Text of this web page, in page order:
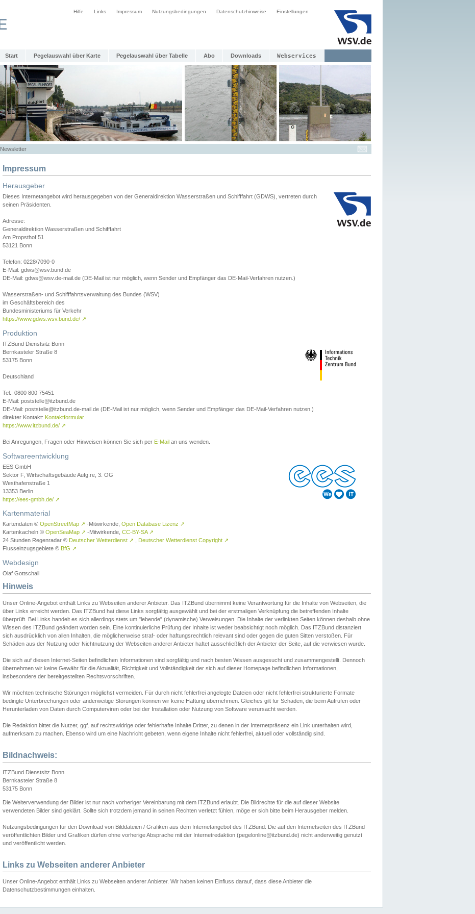
Hilfe Links Impressum Nutzungsbedingungen Datenschutzhinweise Einstellungen
Start Pegelauswahl über Karte Pegelauswahl über Tabelle Abo Downloads Webservices
Newsletter
Impressum
Herausgeber
Dieses Internetangebot wird herausgegeben von der Generaldirektion Wasserstraßen und Schifffahrt (GDWS), vertreten durch
seinen Präsidenten.
Adresse:
Generaldirektion Wasserstraßen und Schifffahrt
Am Propsthof 51
53121 Bonn
Telefon: 0228/7090-0
E-Mail: gdws@wsv.bund.de
DE-Mail: gdws@wsv.de-mail.de (DE-Mail ist nur möglich, wenn Sender und Empfänger das DE-Mail-Verfahren nutzen.)
Wasserstraßen- und Schifffahrtsverwaltung des Bundes (WSV)
im Geschäftsbereich des
Bundesministeriums für Verkehr
https://www.gdws.wsv.bund.de/ ↗
Produktion
ITZBund Dienstsitz Bonn
Bernkasteler Straße 8
53175 Bonn
Deutschland
Tel.: 0800 800 75451
E-Mail: poststelle@itzbund.de
DE-Mail: poststelle@itzbund.de-mail.de (DE-Mail ist nur möglich, wenn Sender und Empfänger das DE-Mail-Verfahren nutzen.)
direkter Kontakt: Kontaktformular
https://www.itzbund.de/ ↗
Bei Anregungen, Fragen oder Hinweisen können Sie sich per E-Mail an uns wenden.
Softwareentwicklung
EES GmbH
Sektor F, Wirtschaftsgebäude Aufg.re, 3. OG
Westhafenstraße 1
13353 Berlin
https://ees-gmbh.de/ ↗
Kartenmaterial
Kartendaten © OpenStreetMap ↗ -Mitwirkende, Open Database Lizenz ↗
Kartenkacheln © OpenSeaMap ↗ -Mitwirkende, CC-BY-SA ↗
24 Stunden Regenradar © Deutscher Wetterdienst ↗ Deutscher Wetterdienst Copyright ↗
Flusseinzugsgebiete © BfG ↗
Webdesign
Olaf Gottschall
Hinweis
Unser Online-Angebot enthält Links zu Webseiten anderer Anbieter. Das ITZBund übernimmt keine Verantwortung für die Inhalte von Webseiten, die
über Links erreicht werden. Das ITZBund hat diese Links sorgfältig ausgewählt und bei der erstmaligen Verknüpfung die betreffenden Inhalte
überprüft. Bei Links handelt es sich allerdings stets um "lebende" (dynamische) Verweisungen. Die Inhalte der verlinkten Seiten können deshalb ohne
Wissen des ITZBund geändert worden sein. Eine kontinuierliche Prüfung der Inhalte ist weder beabsichtigt noch möglich. Das ITZBund distanziert
sich ausdrücklich von allen Inhalten, die möglicherweise straf- oder haftungsrechtlich relevant sind oder gegen die guten Sitten verstoßen. Für
Schäden aus der Nutzung oder Nichtnutzung der Webseiten anderer Anbieter haftet ausschließlich der Anbieter der Seite, auf die verwiesen wurde.
Die sich auf diesen Internet-Seiten befindlichen Informationen sind sorgfältig und nach besten Wissen ausgesucht und zusammengestellt. Dennoch
übernehmen wir keine Gewähr für die Aktualität, Richtigkeit und Vollständigkeit der sich auf dieser Homepage befindlichen Informationen,
insbesondere der bereitgestellten Rechtsvorschriften.
Wir möchten technische Störungen möglichst vermeiden. Für durch nicht fehlerfrei angelegte Dateien oder nicht fehlerfrei strukturierte Formate
bedingte Unterbrechungen oder anderweitige Störungen können wir keine Haftung übernehmen. Gleiches gilt für Schäden, die beim Aufrufen oder
Herunterladen von Daten durch Computerviren oder bei der Installation oder Nutzung von Software verursacht werden.
Die Redaktion bittet die Nutzer, ggf. auf rechtswidrige oder fehlerhafte Inhalte Dritter, zu denen in der Internetpräsenz ein Link unterhalten wird,
aufmerksam zu machen. Ebenso wird um eine Nachricht gebeten, wenn eigene Inhalte nicht fehlerfrei, aktuell oder vollständig sind.
Bildnachweis:
ITZBund Dienstsitz Bonn
Bernkasteler Straße 8
53175 Bonn
Die Weiterverwendung der Bilder ist nur nach vorheriger Vereinbarung mit dem ITZBund erlaubt. Die Bildrechte für die auf dieser Website
verwendeten Bilder sind geklärt. Sollte sich trotzdem jemand in seinen Rechten verletzt fühlen, möge er sich bitte beim Herausgeber melden.
Nutzungsbedingungen für den Download von Bilddateien / Grafiken aus dem Internetangebot des ITZBund: Die auf den Internetseiten des ITZBund
veröffentlichten Bilder und Grafiken dürfen ohne vorherige Absprache mit der Internetredaktion (pegelonline@itzbund.de) nicht anderweitig genutzt
und veröffentlicht werden.
Links zu Webseiten anderer Anbieter
Unser Online-Angebot enthält Links zu Webseiten anderer Anbieter. Wir haben keinen Einfluss darauf, dass diese Anbieter die
Datenschutzbestimmungen einhalten.